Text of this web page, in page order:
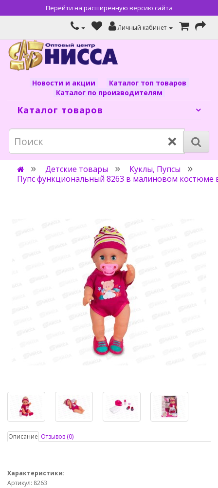
Перейти на расширенную версию сайта
Личный кабинет
Новости и акции
Каталог топ товаров
Каталог по производителям
Каталог товаров
×
Детские товары
Куклы, Пупсы
Пупс функциональный 8263 в малиновом костюме
Описание Отзывов (0)
Характеристики:
Артикул: 8263